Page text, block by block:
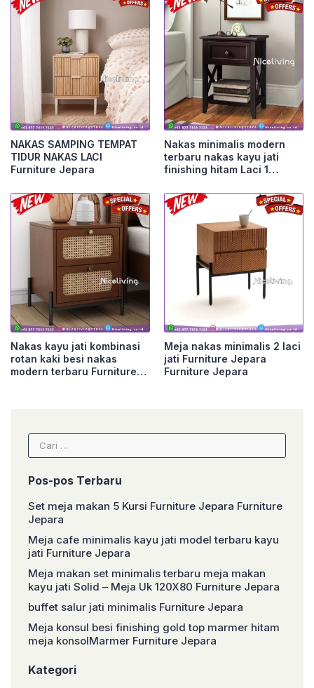
NAKAS SAMPING TEMPAT
TIDUR NAKAS LACI
Furniture Jepara
Nakas minimalis modern
terbaru nakas kayu jati
finishing hitam Laci 1
Nakas kayu jati kombinasi
rotan kaki besi nakas
modern terbaru Furniture
Meja nakas minimalis 2 laci
jati Furniture Jepara
Furniture Jepara
Cari
untuk:
Pos-pos Terbaru
Set meja makan 5 Kursi Furniture Jepara Furniture
Jepara
Meja cafe minimalis kayu jati model terbaru kayu
jati Furniture Jepara
Meja makan set minimalis terbaru meja makan
kayu jati Solid – Meja Uk 120X80 Furniture Jepara
buffet salur jati minimalis Furniture Jepara
Meja konsul besi finishing gold top marmer hitam
meja konsolMarmer Furniture Jepara
Kategori